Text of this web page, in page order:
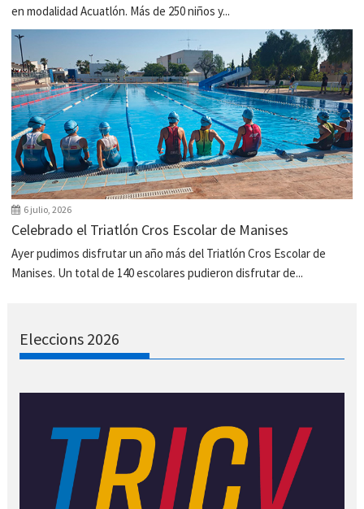
en modalidad Acuatlón. Más de 250 niños y...
6 julio, 2026
Celebrado el Triatlón Cros Escolar de Manises
Ayer pudimos disfrutar un año más del Triatlón Cros Escolar de
Manises. Un total de 140 escolares pudieron disfrutar de...
Eleccions 2026